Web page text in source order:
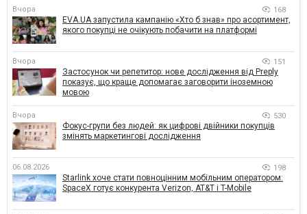
Вчора 168
EVA.UA запустила кампанію «Хто б знав» про асортимент,
якого покупці не очікують побачити на платформі
Вчора 151
Застосунок чи репетитор: нове дослідження від Preply
показує, що краще допомагає заговорити іноземною
мовою
Вчора 530
Фокус-групи без людей: як цифрові двійники покупців
змінять маркетингові дослідження
06.08.2026 198
Starlink хоче стати повноцінним мобільним оператором:
SpaceX готує конкурента Verizon, AT&T і T-Mobile